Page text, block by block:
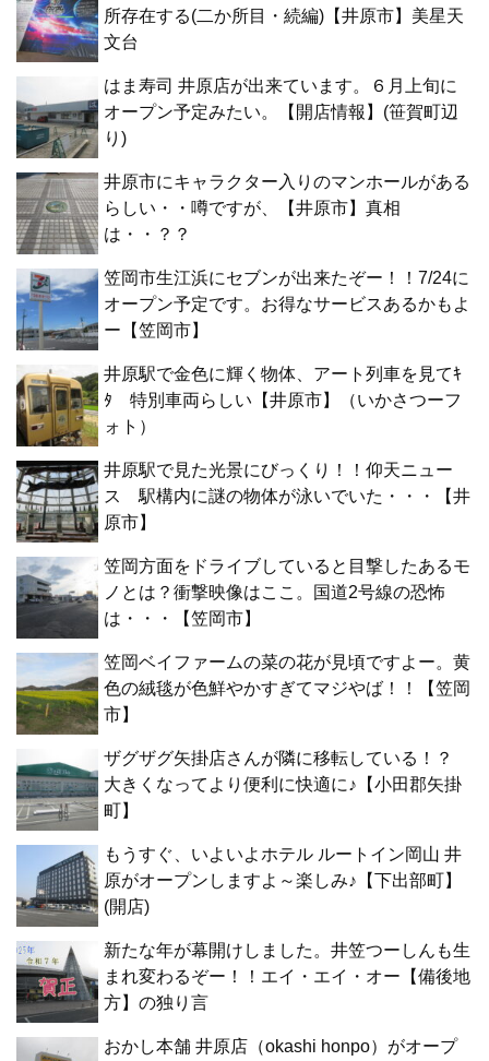
所存在する(二か所目・続編)【井原市】美星天
文台
はま寿司 井原店が出来ています。６月上旬に
オープン予定みたい。【開店情報】(笹賀町辺
り)
井原市にキャラクター入りのマンホールがある
らしい・・噂ですが、【井原市】真相
は・・？？
笠岡市生江浜にセブンが出来たぞー！！7/24に
オープン予定です。お得なサービスあるかもよ
ー【笠岡市】
井原駅で金色に輝く物体、アート列車を見てｷ
ﾀ 特別車両らしい【井原市】（いかさつーフ
ォト）
井原駅で見た光景にびっくり！！仰天ニュー
ス 駅構内に謎の物体が泳いでいた・・・【井
原市】
笠岡方面をドライブしていると目撃したあるモ
ノとは？衝撃映像はここ。国道2号線の恐怖
は・・・【笠岡市】
笠岡ベイファームの菜の花が見頃ですよー。黄
色の絨毯が色鮮やかすぎてマジやば！！【笠岡
市】
ザグザグ矢掛店さんが隣に移転している！？
大きくなってより便利に快適に♪【小田郡矢掛
町】
もうすぐ、いよいよホテル ルートイン岡山 井
原がオープンしますよ～楽しみ♪【下出部町】
(開店)
新たな年が幕開けしました。井笠つーしんも生
まれ変わるぞー！！エイ・エイ・オー【備後地
方】の独り言
おかし本舗 井原店（okashi honpo）がオープ